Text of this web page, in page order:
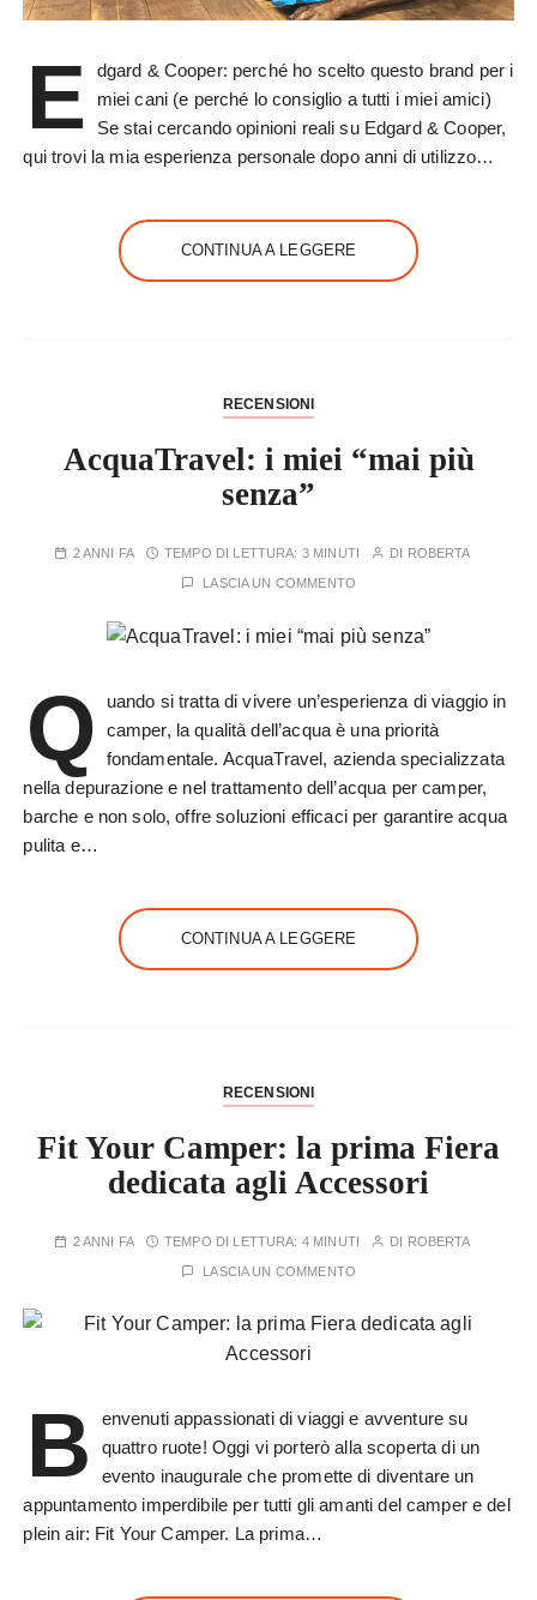
E
dgard & Cooper: perché ho scelto questo brand per i
miei cani (e perché lo consiglio a tutti i miei amici)
Se stai cercando opinioni reali su Edgard & Cooper,
qui trovi la mia esperienza personale dopo anni di utilizzo…
CONTINUA A LEGGERE
RECENSIONI
AcquaTravel: i miei “mai più
senza”
2 ANNI FA TEMPO DI LETTURA: 3 MINUTI DI ROBERTA
LASCIA UN COMMENTO
Q
uando si tratta di vivere un’esperienza di viaggio in
camper, la qualità dell’acqua è una priorità
fondamentale. AcquaTravel, azienda specializzata
nella depurazione e nel trattamento dell’acqua per camper,
barche e non solo, offre soluzioni efficaci per garantire acqua
pulita e…
CONTINUA A LEGGERE
RECENSIONI
Fit Your Camper: la prima Fiera
dedicata agli Accessori
2 ANNI FA TEMPO DI LETTURA: 4 MINUTI DI ROBERTA
LASCIA UN COMMENTO
B
envenuti appassionati di viaggi e avventure su
quattro ruote! Oggi vi porterò alla scoperta di un
evento inaugurale che promette di diventare un
appuntamento imperdibile per tutti gli amanti del camper e del
plein air: Fit Your Camper. La prima…